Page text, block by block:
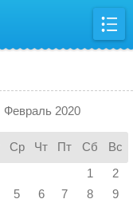
Февраль 2020
Ср Чт Пт Сб
Вс
1
2
5 6 7 8
9